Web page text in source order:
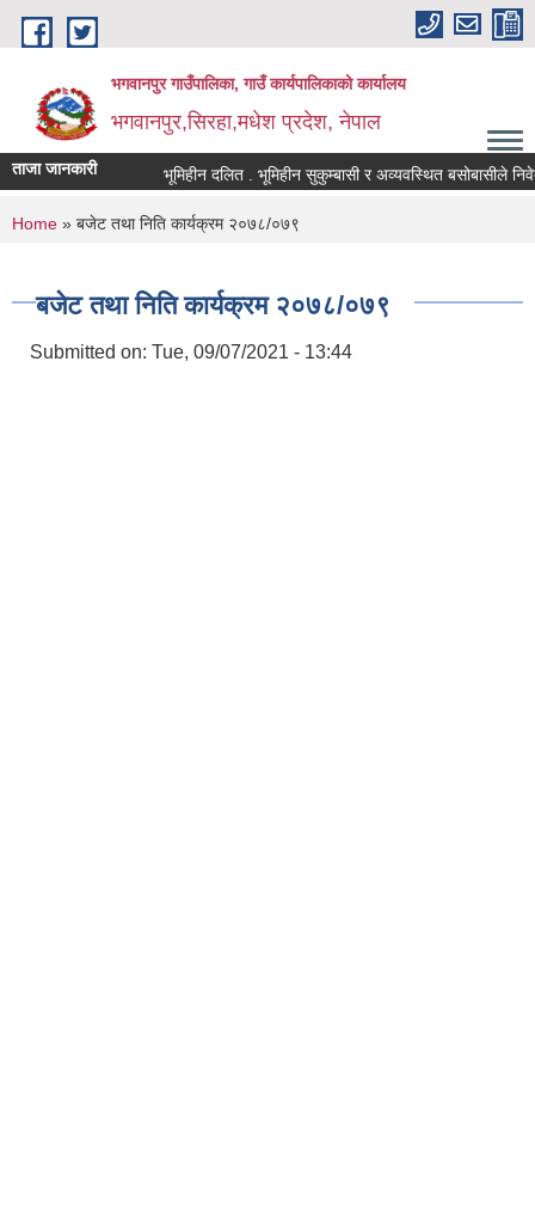
Skip to main content
भगवानपुर गाउँपालिका, गाउँ कार्यपालिकाको कार्यालय
भगवानपुर,सिरहा,मधेश प्रदेश, नेपाल
ताजा जानकारी भूमिहीन दलित . भूमिहीन सुकुम्बासी र अव्यवस्थित बसोबासीले निवेदन
You are here
Home » बजेट तथा निति कार्यक्रम २०७८/०७९
बजेट तथा निति कार्यक्रम २०७८/०७९
Submitted on: Tue, 09/07/2021 - 13:44